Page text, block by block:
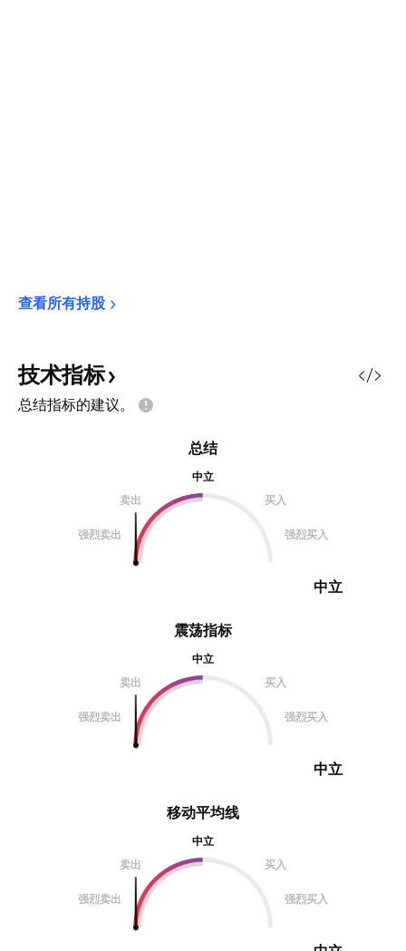
查看所有持股
技术指标
总结指标的建议。
震荡指标
中立
卖出
买入
强烈卖出 强烈买入
中立
总结
中立
卖出
买入
强烈卖出 强烈买入
中立
移动平均线
中立
卖出
买入
强烈卖出 强烈买入